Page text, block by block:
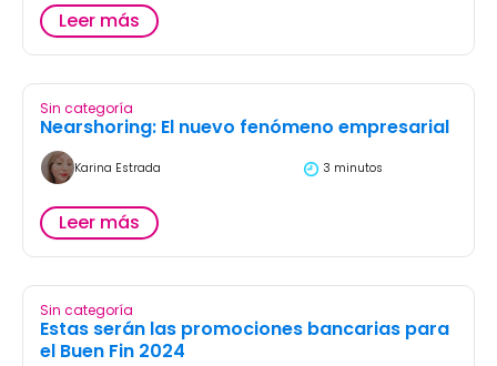
Leer más
Sin categoría
Nearshoring: El nuevo fenómeno empresarial
Karina Estrada 3 minutos
Leer más
Sin categoría
Estas serán las promociones bancarias para
el Buen Fin 2024